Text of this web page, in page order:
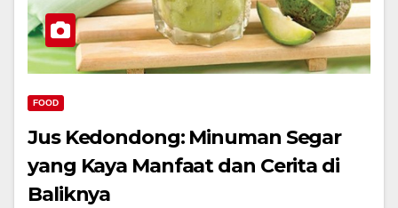
FOOD
Jus Kedondong: Minuman Segar
yang Kaya Manfaat dan Cerita di
Baliknya